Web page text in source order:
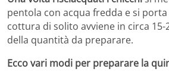
pentola con acqua fredda e si porta
cottura di solito avviene in circa
della quantità da preparare.
Ecco vari modi per preparare la